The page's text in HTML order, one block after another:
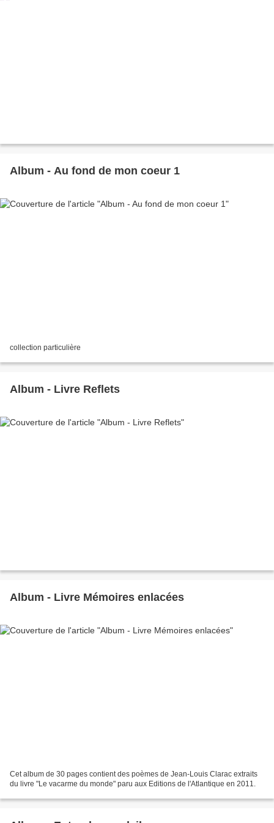
Album - Au fond de mon coeur 1
collection particulière
Album - Livre Reflets
Album - Livre Mémoires enlacées
Cet album de 30 pages contient des poèmes de Jean-Louis Clarac extraits
du livre "Le vacarme du monde" paru aux Editions de l'Atlantique en 2011.